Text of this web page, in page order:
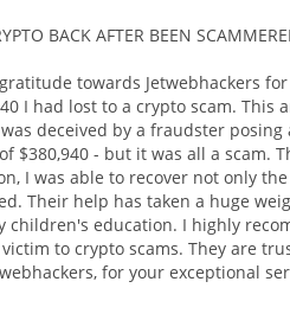
BACK AFTER BEEN
towards Jetwebhackers
I had lost to a crypto scam. This
deceived by a fraudster posing
$380,940 - but it was all a scam.
I was able to recover not only
Their help has taken a huge
children's education. I highly
to crypto scams. They are
for your exceptional